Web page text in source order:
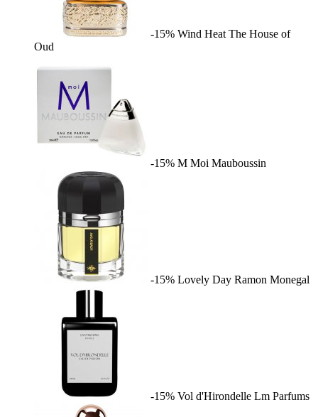
-15% Wind Heat The House of
Oud
-15% M Moi Mauboussin
-15% Lovely Day Ramon Monegal
-15% Vol d'Hirondelle Lm Parfums